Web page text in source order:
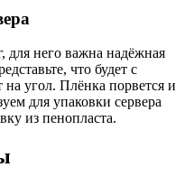
для него важна надёжная
что будет с
на угол. Плёнка порвется и
для упаковки сервера
из пенопласта.